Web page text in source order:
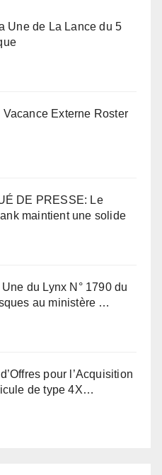
Une de La Lance du 5
Vacance Externe Roster
DE PRESSE: Le
maintient une solide
du Lynx N° 1790 du
au ministère …
pour l’Acquisition
de type 4X…